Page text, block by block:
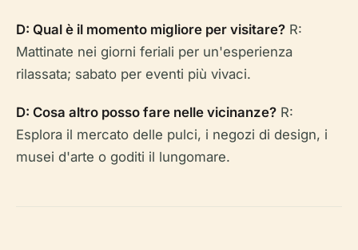
D: Qual è il momento migliore per visitare? R:
Mattinate nei giorni feriali per un'esperienza
rilassata; sabato per eventi più vivaci.
D: Cosa altro posso fare nelle vicinanze? R:
Esplora il mercato delle pulci, i negozi di design, i
musei d'arte o goditi il lungomare.